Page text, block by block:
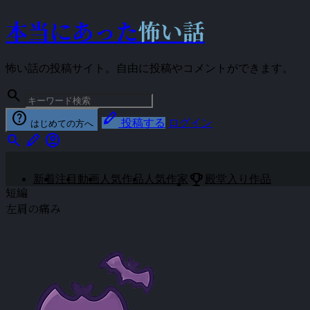
本当にあった怖い話
怖い話の投稿サイト。自由に投稿やコメントができます。
search
help はじめての方へ stylus 投稿する ログイン
search stylus account_circle
新着 注目 動画 人気作品 人気作家 emoji_events 殿堂入り作品
短編
左肩の痛み